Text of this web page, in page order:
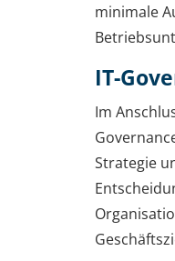
minimale
IT-
Im
Strategie